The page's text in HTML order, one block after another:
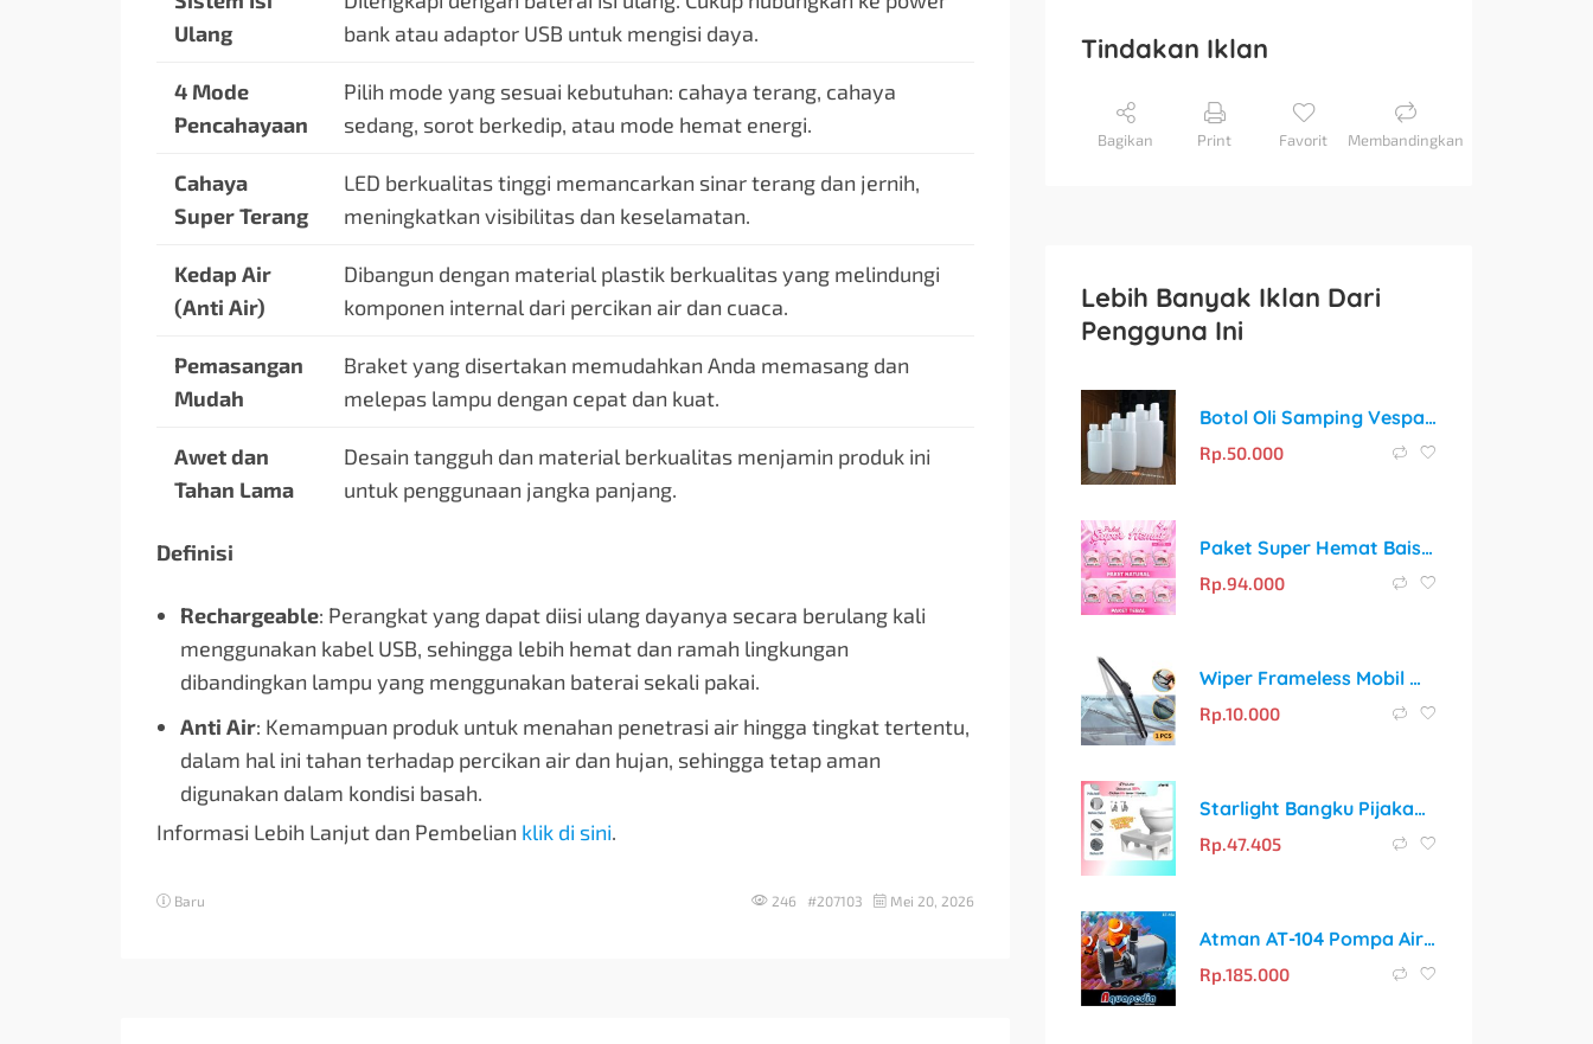
Ulang
bank atau adaptor USB untuk mengisi daya.
4 Mode
Pencahayaan
Pilih mode yang sesuai kebutuhan: cahaya terang, cahaya
sedang, sorot berkedip, atau mode hemat energi.
Cahaya
Super Terang
LED berkualitas tinggi memancarkan sinar terang dan jernih,
meningkatkan visibilitas dan keselamatan.
Kedap Air
(Anti Air)
Dibangun dengan material plastik berkualitas yang melindungi
komponen internal dari percikan air dan cuaca.
Pemasangan
Mudah
Braket yang disertakan memudahkan Anda memasang dan
melepas lampu dengan cepat dan kuat.
Awet dan
Tahan Lama
Desain tangguh dan material berkualitas menjamin produk ini
untuk penggunaan jangka panjang.
Definisi
Rechargeable: Perangkat yang dapat diisi ulang dayanya secara berulang kali
menggunakan kabel USB, sehingga lebih hemat dan ramah lingkungan
dibandingkan lampu yang menggunakan baterai sekali pakai.
Anti Air: Kemampuan produk untuk menahan penetrasi air hingga tingkat tertentu,
dalam hal ini tahan terhadap percikan air dan hujan, sehingga tetap aman
digunakan dalam kondisi basah.
Informasi Lebih Lanjut dan Pembelian klik di sini.
Baru 246 #207103 Mei 20, 2026
Tindakan Iklan
Bagikan Print Favorit Membandingkan
Lebih Banyak Iklan Dari
Pengguna Ini
Botol Oli Samping Vespa Rx King: Takaran Oli yang Akurat untuk Setiap Perjalanan
Rp. 50.000
Paket Super Hemat Baisisi: Bulu Mata Palsu + Tweezer + Lash Glue + Penjepit Sunflower
Rp. 94.000
Wiper Frameless Mobil Wiper Blade 14″ Inch | Stock Ready!
Rp.10.000
Starlight Bangku Pijakan Kloset HSB115: Solusi Sehat untuk Toilet Duduk
Rp. 47.405
Atman AT-104 Pompa Air Aquarium/Aquascape/Kolam Submersible Water Pump AT104
Rp.185.000